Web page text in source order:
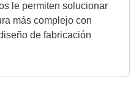
le permiten solucionar
más complejo con
de fabricación